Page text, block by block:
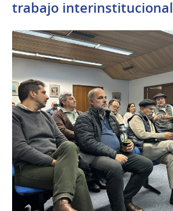
trabajo interinstitucional